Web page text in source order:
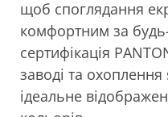
щоб споглядання
комфортним за
сертифікація
заводі та
ідеальне